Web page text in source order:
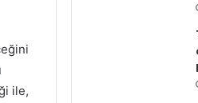
ile,